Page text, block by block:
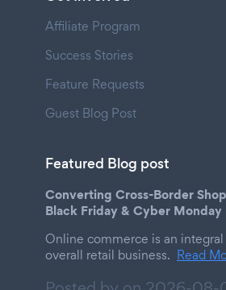
Affiliate Program
Success Stories
Feature Requests
Guest Blog Post
Featured Blog post
Converting Cross-Border
Black Friday & Cyber Monday
Online commerce is an
overall retail business. Read